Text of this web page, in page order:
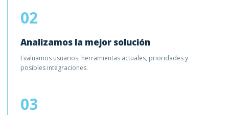
02
Analizamos la mejor solución
Evaluamos usuarios, herramientas actuales, prioridades y
posibles integraciones.
03